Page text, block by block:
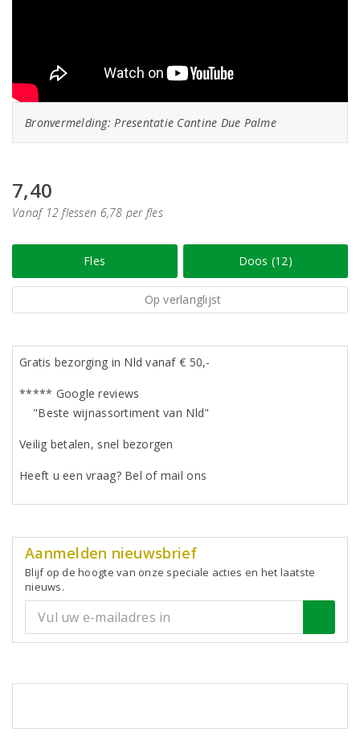
Bronvermelding: Presentatie Cantine Due Palme
7,40
Vanaf 12 flessen 6,78 per fles
Fles Doos (12)
Op verlanglijst
Gratis bezorging in Nld vanaf € 50,-
***** Google reviews
"Beste wijnassortiment van Nld"
Veilig betalen, snel bezorgen
Heeft u een vraag? Bel of mail ons
Aanmelden nieuwsbrief
Blijf op de hoogte van onze speciale acties en het laatste
nieuws.